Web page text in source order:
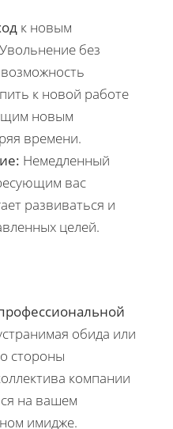
к новым
без
к новой работе
новым
времени.
Немедленный
вас
развиваться и
целей.
обида или
стороны
компании
на вашем
имидже.